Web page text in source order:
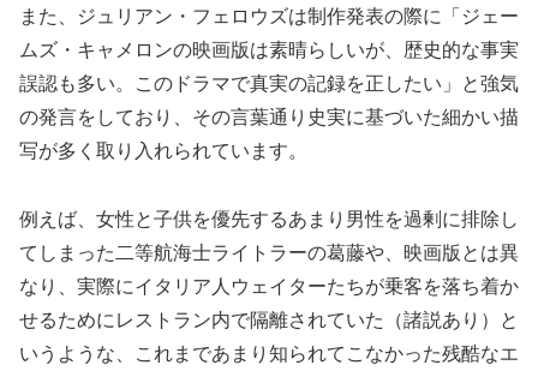
また、ジュリアン・フェロウズは制作発表の際に「ジェー
ムズ・キャメロンの映画版は素晴らしいが、歴史的な事実
誤認も多い。このドラマで真実の記録を正したい」と強気
の発言をしており、その言葉通り史実に基づいた細かい描
写が多く取り入れられています。
例えば、女性と子供を優先するあまり男性を過剰に排除し
てしまった二等航海士ライトラーの葛藤や、映画版とは異
なり、実際にイタリア人ウェイターたちが乗客を落ち着か
せるためにレストラン内で隔離されていた（諸説あり）と
いうような、これまであまり知られてこなかった残酷なエ